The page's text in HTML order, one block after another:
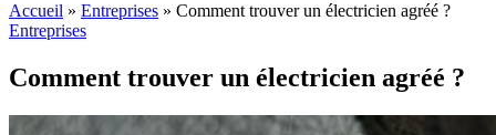
Accueil » Entreprises » Comment trouver un électricien agréé ?
Entreprises
Comment trouver un électricien agréé ?